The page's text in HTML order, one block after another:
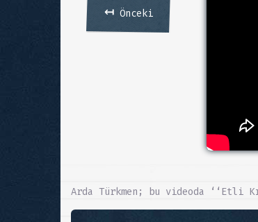
↤Önceki
Arda Türkmen; bu videoda ‘‘Etli